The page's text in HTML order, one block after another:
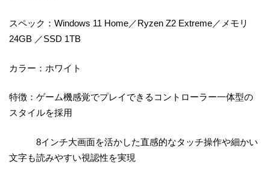
スペック：Windows 11 Home／Ryzen Z2 Extreme／メモリ
24GB ／SSD 1TB
カラー：ホワイト
特徴：ゲーム機感覚でプレイできるコントローラー一体型の
スタイルを採用
8インチ大画面を活かした直感的なタッチ操作や細かい
文字も読みやすい視認性を実現